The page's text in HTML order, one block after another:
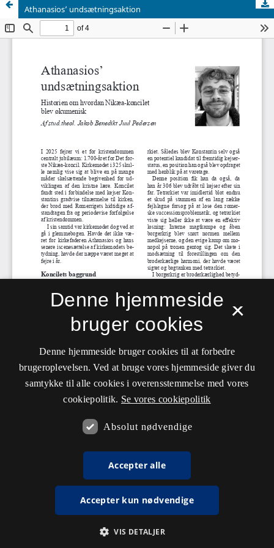
Athanasios’ undsætningsaktion
×
Denne hjemmeside
bruger cookies
Denne hjemmeside bruger cookies til at forbedre
brugeroplevelsen. Ved at bruge vores hjemmeside giver du
samtykke til alle cookies i overensstemmelse med vores
cookiepolitik. Se vores cookiepolitik
Absolut nødvendige
Accepter alle
Accepter kun nødvendige
VIS DETALJER